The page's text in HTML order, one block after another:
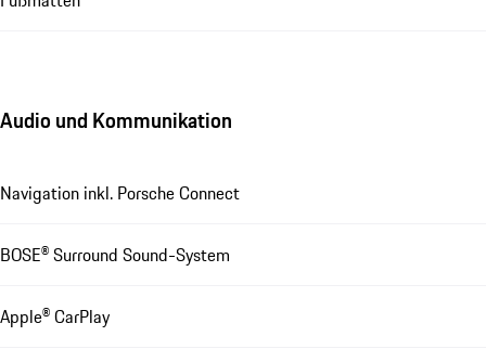
Audio und Kommunikation
Navigation inkl. Porsche Connect
BOSE® Surround Sound-System
Apple® CarPlay